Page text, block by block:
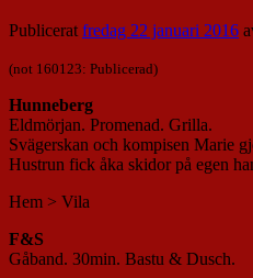
Publiceratfredag 22 januari 2016
(not 160123: Publicerad)
Hunneberg
Eldmörjan. Promenad. Grilla.
Svägerskan och kompisen Marie
Hustrun fick åka skidor på egen
Hem > Vila
F&S
Gåband. 30min. Bastu & Dusch.